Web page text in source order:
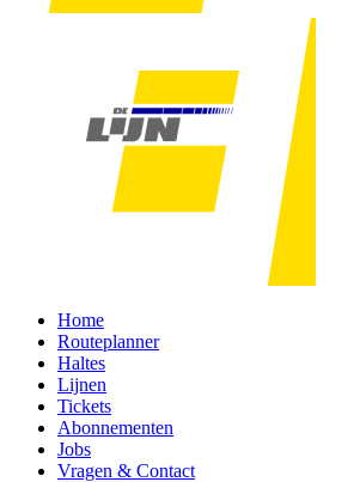
Home
Routeplanner
Haltes
Lijnen
Tickets
Abonnementen
Jobs
Vragen & Contact